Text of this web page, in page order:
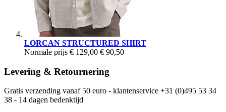
LORCAN STRUCTURED SHIRT
Normale prijs € 129,00 € 90,50
Levering & Retournering
Gratis verzending vanaf 50 euro - klantenservice +31 (0)495 53 34
38 - 14 dagen bedenktijd